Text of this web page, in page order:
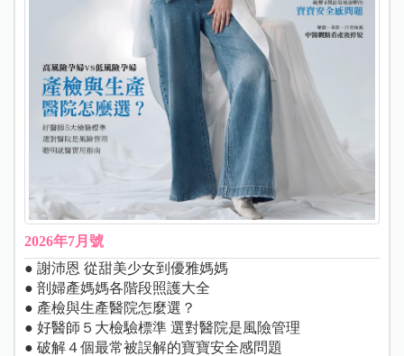
2026年7月號
● 謝沛恩 從甜美少女到優雅媽媽
● 剖婦產媽媽各階段照護大全
● 產檢與生產醫院怎麼選？
● 好醫師５大檢驗標準 選對醫院是風險管理
● 破解４個最常被誤解的寶寶安全感問題